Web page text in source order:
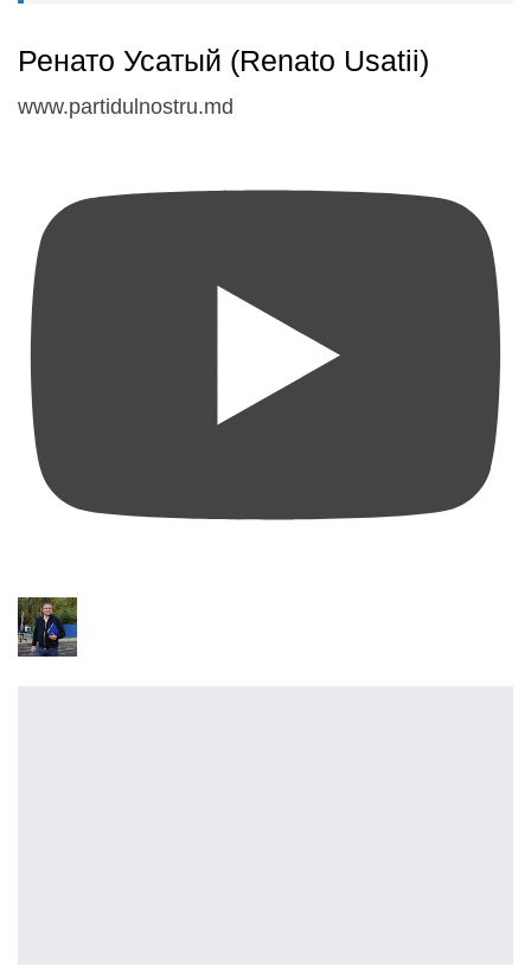
Ренато Усатый (Renato Usatii)
www.partidulnostru.md